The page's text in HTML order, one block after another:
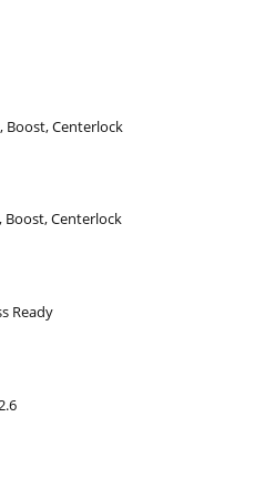
Boost, Centerlock
Boost, Centerlock
Ready